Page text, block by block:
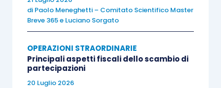
dettato alcune regole in presenza
dell’opzione per la trasparenza fiscale
che “non sussistono motivi di ordine
logico o sistematico per negare la
conservazione della perdita
di Paolo Meneghetti – Comitato Scientifico Master
Breve 365e Luciano Sorgato
OPERAZIONI STRAORDINARIE
Principali aspetti fiscali dello scambio di
partecipazioni
20 Luglio 2026